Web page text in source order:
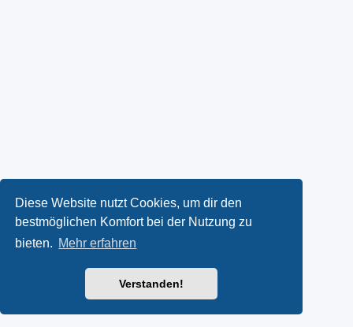
Diese Website nutzt Cookies, um dir den
bestmöglichen Komfort bei der Nutzung zu
bieten. Mehr erfahren
Verstanden!